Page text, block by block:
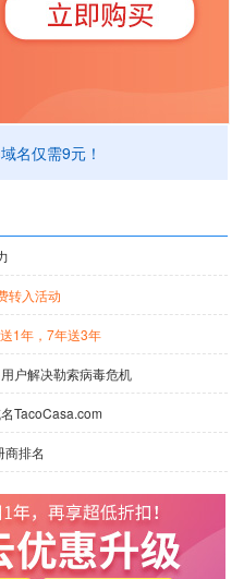
仅需9元！
转入活动
1年，7年送3年
户解决勒索病毒危机
TacoCasa.com
排名